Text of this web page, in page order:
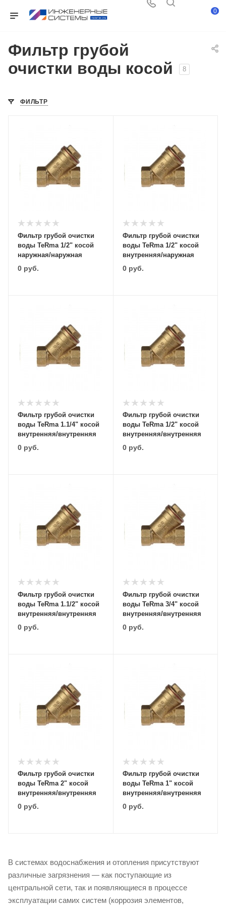
0
Фильтр грубой
очистки воды косой
8
ФИЛЬТР
Фильтр грубой очистки
воды TeRma 1/2" косой
наружная/наружная
0 руб.
Фильтр грубой очистки
воды TeRma 1/2" косой
внутренняя/наружная
0руб.
Фильтр грубой очистки
воды TeRma 1.1/4" косой
внутренняя/внутренняя
0 руб.
Фильтр грубой очистки
воды TeRma 1/2" косой
внутренняя/внутренняя
0руб.
Фильтр грубой очистки
воды TeRma 1.1/2" косой
внутренняя/внутренняя
0 руб.
Фильтр грубой очистки
воды TeRma 3/4" косой
внутренняя/внутренняя
0руб.
Фильтр грубой очистки
воды TeRma 2" косой
внутренняя/внутренняя
0 руб.
Фильтр грубой очистки
воды TeRma 1" косой
внутренняя/внутренняя
0руб.
В системах водоснабжения и отопления присутствуют
различные загрязнения — как поступающие из
центральной сети, так и появляющиеся в процессе
эксплуатации самих систем (коррозия элементов,